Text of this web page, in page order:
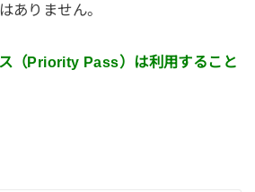
ありません。
（Priority Pass）は利用すること